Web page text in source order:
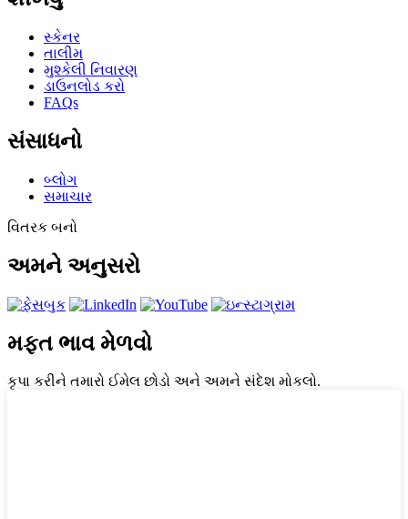
સ્કેનર
તાલીમ
મુશ્કેલી નિવારણ
ડાઉનલોડ કરો
FAQs
સંસાધનો
બ્લોગ
સમાચાર
વિતરક બનો
અમને અનુસરો
મફત ભાવ મેળવો
કૃપા કરીને તમારો ઈમેલ છોડો અને અમને સંદેશ મોકલો.